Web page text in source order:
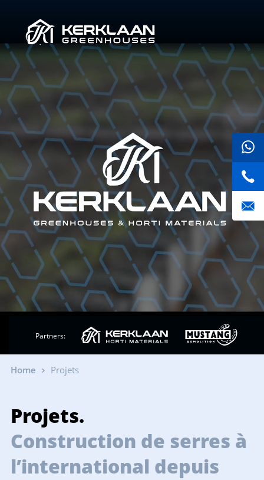
Partners:
Home Projets
Projets.
Construction de serres à
l’international depuis